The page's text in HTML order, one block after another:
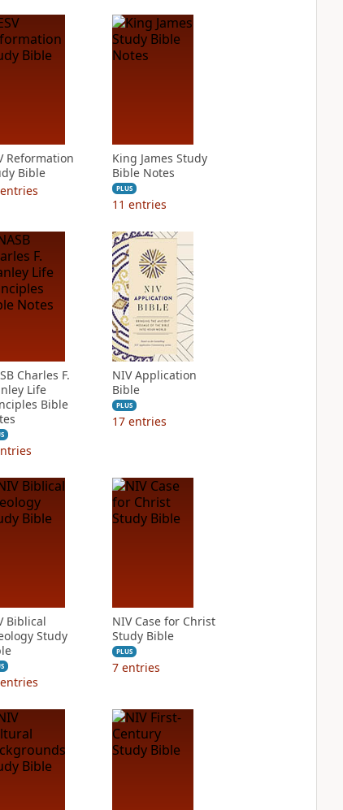
Reformation
Bible
entries
King James Study
Bible Notes
PLUS
11 entries
Charles F.
Life
Bible
NIV Application
Bible
PLUS
17 entries
Biblical
Study
entries
NIV Case for Christ
Study Bible
PLUS
7 entries